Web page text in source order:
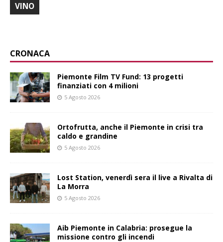
VINO
CRONACA
Piemonte Film TV Fund: 13 progetti
finanziati con 4 milioni
5 Agosto 2026
Ortofrutta, anche il Piemonte in crisi tra
caldo e grandine
5 Agosto 2026
Lost Station, venerdì sera il live a Rivalta di
La Morra
5 Agosto 2026
Aib Piemonte in Calabria: prosegue la
missione contro gli incendi